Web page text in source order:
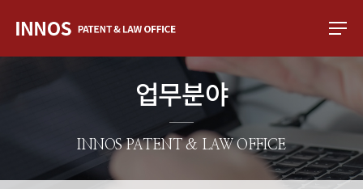
업무분야
INNOS PATENT & LAW OFFICE